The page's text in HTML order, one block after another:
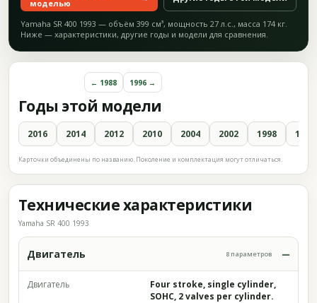
моделью
Yamaha SR 400 1993 — объём 399 см³, мощность 27 л.с., масса 174 кг.
Ниже — характеристики, другие годы и модели для сравнения.
Годы этой модели
← 1988 1996 →
2016 2014 2012 2010 2004 2002 1998 1996
Карточки объединены по названию. Поколение и комплектация могут отличаться.
Технические характеристики
Yamaha SR 400 1993
Двигатель 8 параметров
Двигатель
Four stroke, single cylinder,
SOHC, 2 valves per cylinder.